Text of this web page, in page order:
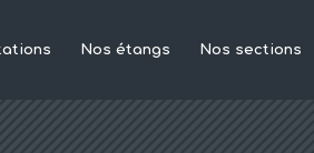
Nos étangs Nos sections